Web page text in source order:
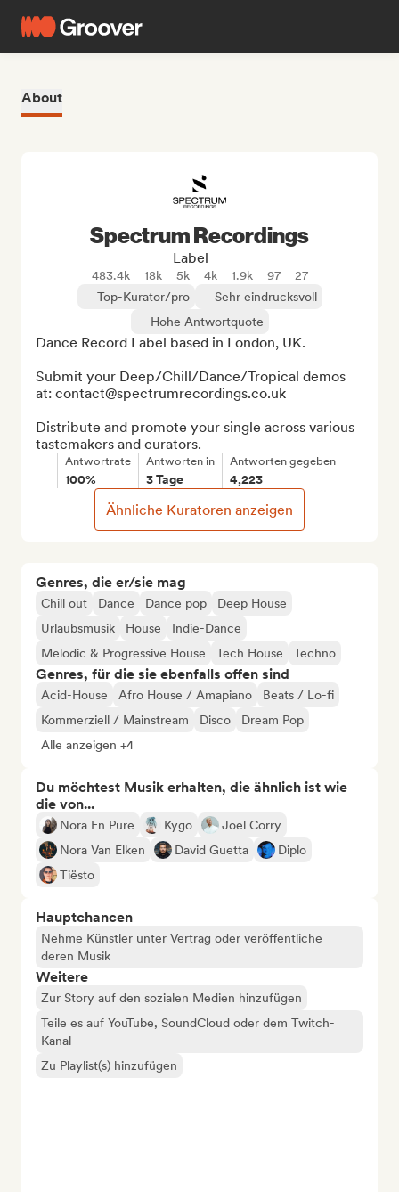
About
Genres, die er/sie mag
Chill out Dance Dance pop
Deep House
Urlaubsmusik
House
Indie-Dance
Melodic & Progressive House
Tech House Techno
Genres, für die sie ebenfalls offen sind
Acid-House Afro House / Amapiano
Beats / Lo-fi
Kommerziell / Mainstream
Disco
Dream Pop
Alle anzeigen +4
Du möchtest Musik erhalten, die ähnlich ist wie
die von...
Nora En Pure Kygo
Joel Corry
Nora Van Elken
David Guetta
Diplo
Tiësto
Hauptchancen
Nehme Künstler unter Vertrag oder veröffentliche
deren Musik
Weitere
Zur Story auf den sozialen Medien hinzufügen
Teile es auf YouTube, SoundCloud oder dem Twitch-
Kanal
Zu Playlist(s) hinzufügen
Spectrum Recordings
Label
483.4k 18k 5k 4k 1.9k 97
27
Top-Kurator/pro
Sehr eindrucksvoll
Hohe Antwortquote
Dance Record Label based in London, UK.
Submit your Deep/Chill/Dance/Tropical demos
at: contact@spectrumrecordings.co.uk
Distribute and promote your single across various
tastemakers and curators.
Antwortrate
100%
Antworten in
3 Tage
Antworten gegeben
4,223
Ähnliche Kuratoren anzeigen